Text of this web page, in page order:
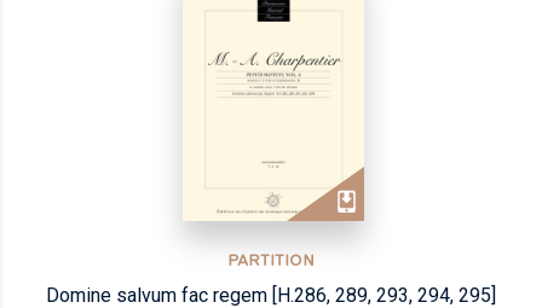
PARTITION
Domine salvum fac regem [H.286, 289, 293, 294, 295]